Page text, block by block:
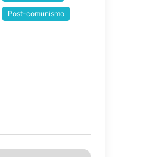
Post-comunismo